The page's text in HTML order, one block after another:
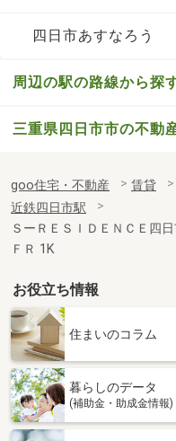
四日市あすなろう
周辺の駅の路線から探
三重県四日市市の不動
goo住宅・不動産 賃貸
近鉄四日市駅
ＳーＲＥＳＩＤＥＮＣＥ四
ＦＲ 1K
お役立ち情報
住まいのコラム
暮らしのデータ
(補助金・助成金情報)